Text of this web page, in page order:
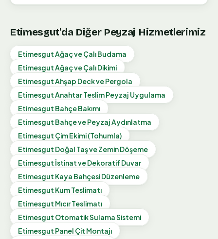
Etimesgut'da Diğer Peyzaj Hizmetlerimiz
Etimesgut Ağaç ve Çalı Budama
Etimesgut Ağaç ve Çalı Dikimi
Etimesgut Ahşap Deck ve Pergola
Etimesgut Anahtar Teslim Peyzaj Uygulama
Etimesgut Bahçe Bakımı
Etimesgut Bahçe ve Peyzaj Aydınlatma
Etimesgut Çim Ekimi (Tohumla)
Etimesgut Doğal Taş ve Zemin Döşeme
Etimesgut İstinat ve Dekoratif Duvar
Etimesgut Kaya Bahçesi Düzenleme
Etimesgut Kum Teslimatı
Etimesgut Mıcır Teslimatı
Etimesgut Otomatik Sulama Sistemi
Etimesgut Panel Çit Montajı